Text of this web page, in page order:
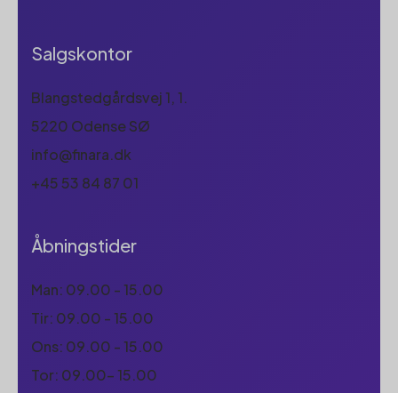
Salgskontor
Blangstedgårdsvej 1, 1.
5220 Odense SØ
info@finara.dk
+45 53 84 87 01
Åbningstider
Man: 09.00 - 15.00
Tir: 09.00 - 15.00
Ons: 09.00 - 15.00
Tor: 09.00- 15.00